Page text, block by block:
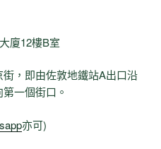
廈12樓B室
街，即由佐敦地鐵站A出口沿
一個街口。
亦可)